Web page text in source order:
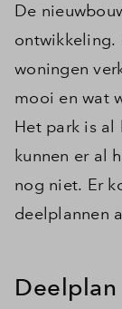
De
ontwikkeling.
woningen
mooi en wat
Het park is al
kunnen er al
nog niet. Er
deelplannen
Deelplan